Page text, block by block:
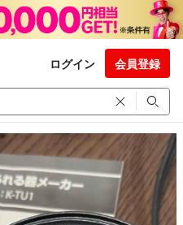
ログイン 会員登録